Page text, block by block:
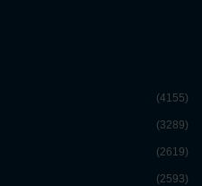
(4155)
(3289)
(2619)
(2593)